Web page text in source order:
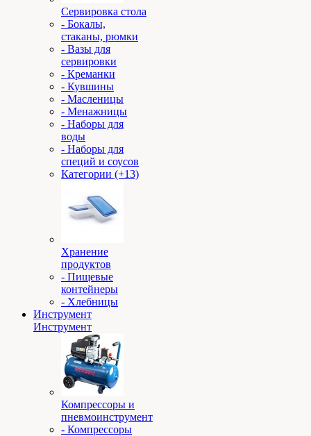
Сервировка стола
- Бокалы,
стаканы, рюмки
- Вазы для
сервировки
- Креманки
- Кувшины
- Масленицы
- Менажницы
- Наборы для
воды
- Наборы для
специй и соусов
Категории (+13)
Хранение
продуктов
- Пищевые
контейнеры
- Хлебницы
Инструмент
Инструмент
Компрессоры и
пневмоинструмент
- Компрессоры